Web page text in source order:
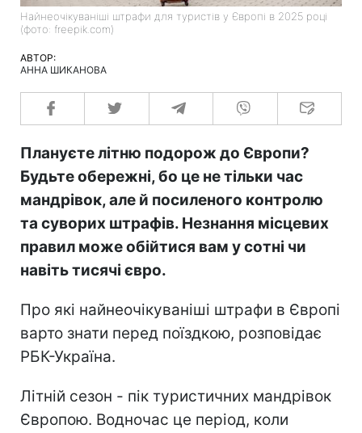
Найнеочікуваніші штрафи для туристів у Європі в 2025 році
(фото: freepik.com)
АВТОР:
АННА ШИКАНОВА
Плануєте літню подорож до Європи?
Будьте обережні, бо це не тільки час
мандрівок, але й посиленого контролю
та суворих штрафів. Незнання місцевих
правил може обійтися вам у сотні чи
навіть тисячі євро.
Про які найнеочікуваніші штрафи в Європі
варто знати перед поїздкою, розповідає
РБК-Україна.
Літній сезон - пік туристичних мандрівок
Європою. Водночас це період, коли